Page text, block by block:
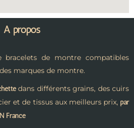
A propos
bracelets de montre compatibles
marques de montre.
dans différents grains, des cuirs
et de tissus aux meilleurs prix, par
France